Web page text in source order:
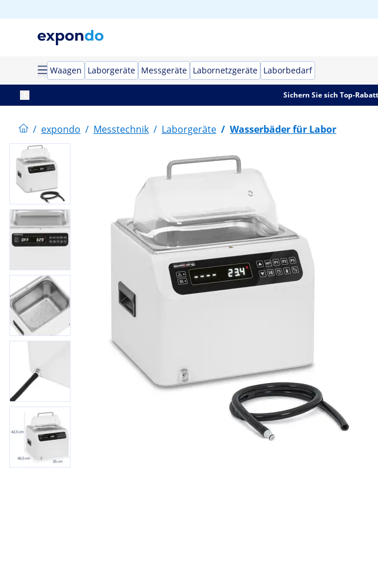
Waagen Laborgeräte Messgeräte Labornetzgeräte Laborbedarf
Sichern Sie sich Top-
/ expondo / Messtechnik / Laborgeräte / Wasserbäder für Labor